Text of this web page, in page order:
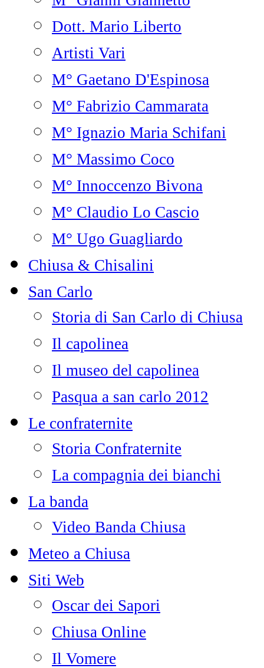
Dott. Mario Liberto
Artisti Vari
M° Gaetano D'Espinosa
M° Fabrizio Cammarata
M° Ignazio Maria Schifani
M° Massimo Coco
M° Innoccenzo Bivona
M° Claudio Lo Cascio
M° Ugo Guagliardo
Chiusa & Chisalini
San Carlo
Storia di San Carlo di Chiusa
Il capolinea
Il museo del capolinea
Pasqua a san carlo 2012
Le confraternite
Storia Confraternite
La compagnia dei bianchi
La banda
Video Banda Chiusa
Meteo a Chiusa
Siti Web
Oscar dei Sapori
Chiusa Online
Il Vomere